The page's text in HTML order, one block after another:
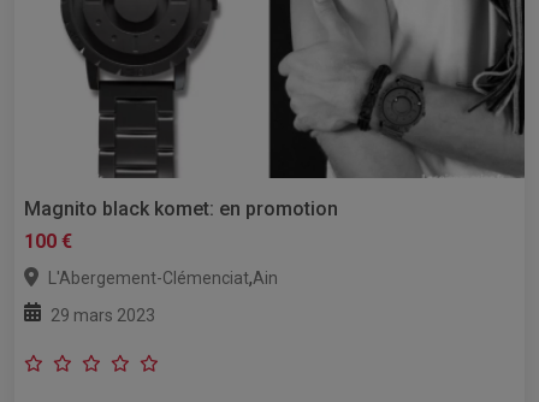
Magnito black komet: en promotion
100 €
L'Abergement-Clémenciat,Ain
29 mars 2023